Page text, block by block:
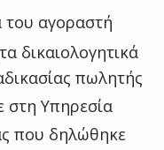
του αγοραστή
δικαιολογητικά
πωλητής
στη Υπηρεσία
που δηλώθηκε